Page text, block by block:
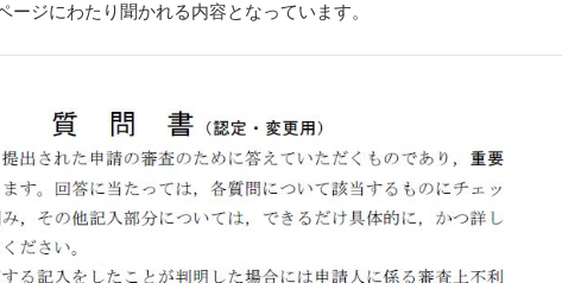
ージにわたり聞かれる内容となっています。